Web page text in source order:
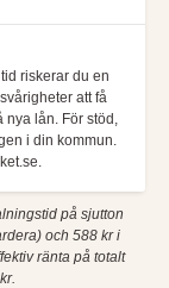
riskerar du en
att få
lån. För stöd,
i din kommun.
på sjutton
och 588 kr i
ränta på totalt